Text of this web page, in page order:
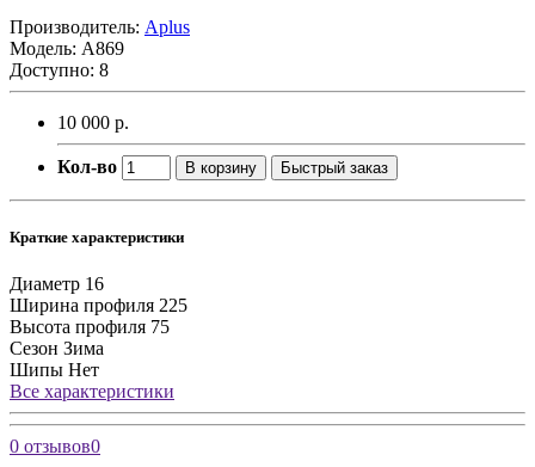
Производитель: Aplus
Модель: A869
Доступно: 8
10 000 р.
Кол-во В корзину Быстрый заказ
Краткие характеристики
Диаметр 16
Ширина профиля 225
Высота профиля 75
Сезон Зима
Шипы Нет
Все характеристики
0 отзывов0